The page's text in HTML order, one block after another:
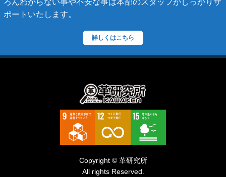
ダニエル・ボブ
ディーゼル
トゥモローランド
ドルチェ&ガッバーナ
ポートいたします。
詳しくはこちら
Copyright © 革研究所
All rights Reserved.